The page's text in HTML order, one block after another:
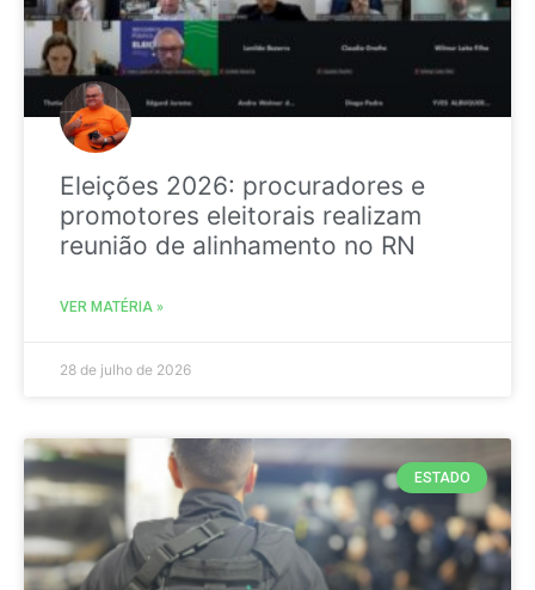
Eleições 2026: procuradores e
promotores eleitorais realizam
reunião de alinhamento no RN
VER MATÉRIA »
28 de julho de 2026
ESTADO